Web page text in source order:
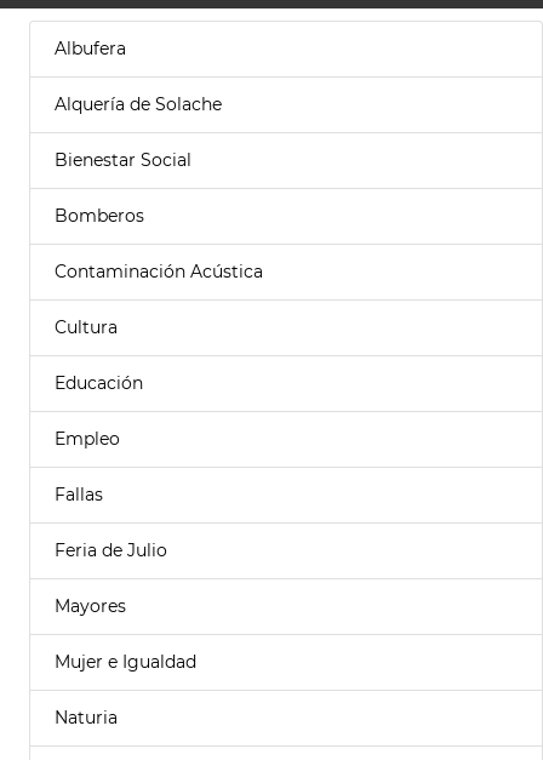
Albufera
Alquería de Solache
Bienestar Social
Bomberos
Contaminación Acústica
Cultura
Educación
Empleo
Fallas
Feria de Julio
Mayores
Mujer e Igualdad
Naturia